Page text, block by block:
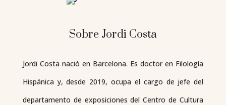
Sobre Jordi Costa
Jordi Costa nació en Barcelona. Es doctor en Filología
Hispánica y, desde 2019, ocupa el cargo de jefe del
departamento de exposiciones del Centro de Cultura